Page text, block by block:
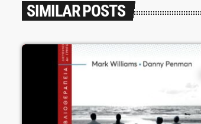
SIMILAR POSTS